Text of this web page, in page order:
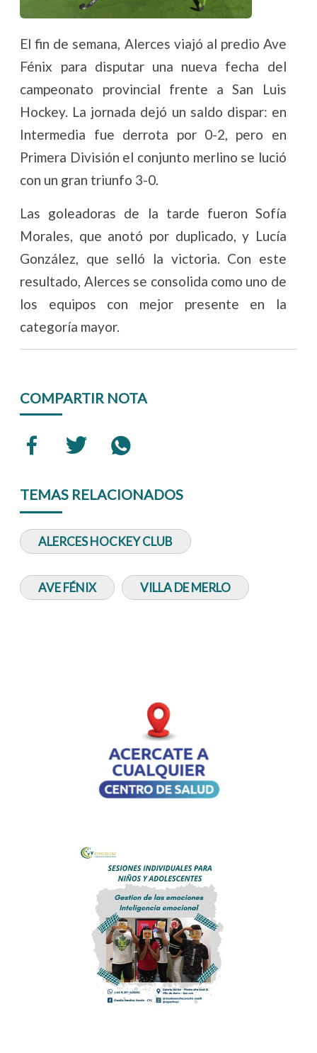
El fin de semana, Alerces viajó al predio Ave
Fénix para disputar una nueva fecha del
campeonato provincial frente a San Luis
Hockey. La jornada dejó un saldo dispar: en
Intermedia fue derrota por 0-2, pero en
Primera División el conjunto merlino se lució
con un gran triunfo 3-0.
Las goleadoras de la tarde fueron Sofía
Morales, que anotó por duplicado, y Lucía
González, que selló la victoria. Con este
resultado, Alerces se consolida como uno de
los equipos con mejor presente en la
categoría mayor.
COMPARTIR NOTA
TEMAS RELACIONADOS
ALERCES HOCKEY CLUB
AVE FÉNIX VILLA DE MERLO